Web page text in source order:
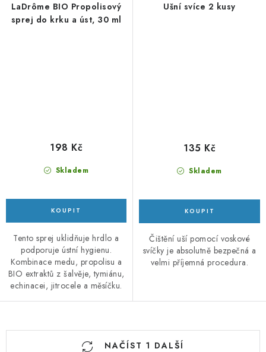
LaDrôme BIO Propolisový
sprej do krku a úst, 30 ml
Skladem
198 Kč
Tento sprej uklidňuje hrdlo a
podporuje ústní hygienu.
Kombinace medu, propolisu a
BIO extraktů z šalvěje, tymiánu,
echinacei, jitrocele a měsíčku.
Ušní svíce 2 kusy
Skladem
135 Kč
Čištění uší pomocí voskové
svíčky je absolutně bezpečná a
velmi příjemná procedura.
O
NAČÍST 1 DALŠÍ